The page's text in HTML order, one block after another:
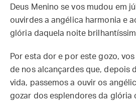
Deus Menino se vos mudou em
ouvirdes a angélica harmonia e
glória daquela noite
Por esta dor e por este gozo,
de nos alcançardes que, depois
vida, passemos a ouvir os
gozar dos esplendores da glória